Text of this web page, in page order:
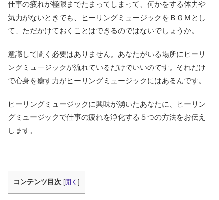
仕事の疲れが極限までたまってしまって、何かをする体力や
気力がないときでも、ヒーリングミュージックをＢＧＭとし
て、ただかけておくことはできるのではないでしょうか。
意識して聞く必要はありません。あなたがいる場所にヒーリ
ングミュージックが流れているだけでいいのです。それだけ
で心身を癒す力がヒーリングミュージックにはあるんです。
ヒーリングミュージックに興味が湧いたあなたに、ヒーリン
グミュージックで仕事の疲れを浄化する５つの方法をお伝え
します。
コンテンツ目次 [開く ]